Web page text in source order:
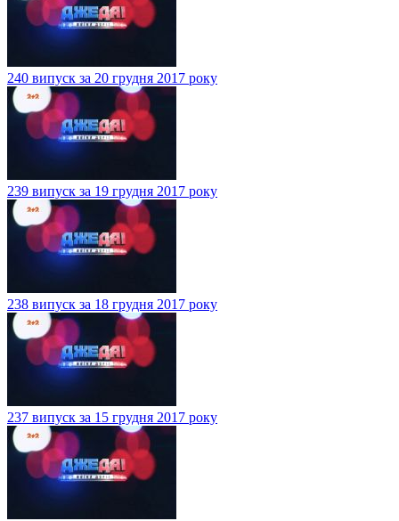
240 випуск за 20 грудня 2017 року
239 випуск за 19 грудня 2017 року
238 випуск за 18 грудня 2017 року
237 випуск за 15 грудня 2017 року